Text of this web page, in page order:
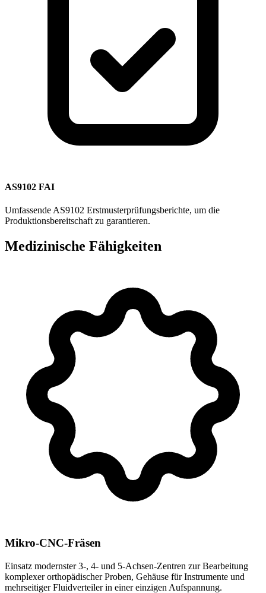
AS9102 FAI
Umfassende AS9102 Erstmusterprüfungsberichte, um die
Produktionsbereitschaft zu garantieren.
Medizinische Fähigkeiten
Mikro-CNC-Fräsen
Einsatz modernster 3-, 4- und 5-Achsen-Zentren zur Bearbeitung
komplexer orthopädischer Proben, Gehäuse für Instrumente und
mehrseitiger Fluidverteiler in einer einzigen Aufspannung.